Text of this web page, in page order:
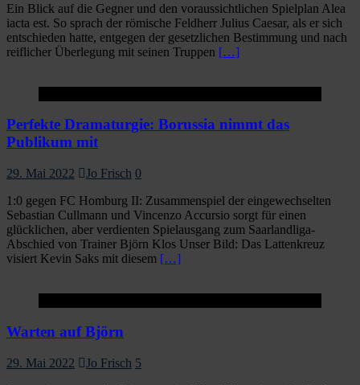
Ein Blick auf die Gegner und den voraussichtlichen Spielplan Alea
iacta est. So sprach der römische Feldherr Julius Caesar, als er sich
entschieden hatte, entgegen der gesetzlichen Bestimmung und nach
reiflicher Überlegung mit seinen Truppen […]
Perfekte Dramaturgie: Borussia nimmt das
Publikum mit
29. Mai 2022 Jo Frisch 0
1:0 gegen FC Homburg II: Zusammenspiel der eingewechselten
Sebastian Cullmann und Vincenzo Accursio sorgt für einen
glücklichen, aber verdienten Spielausgang zum Saarlandliga-
Abschied von Trainer Björn Klos Unser Bild: Das Lattenkreuz
visiert Kevin Saks mit diesem […]
Warten auf Björn
29. Mai 2022 Jo Frisch 5